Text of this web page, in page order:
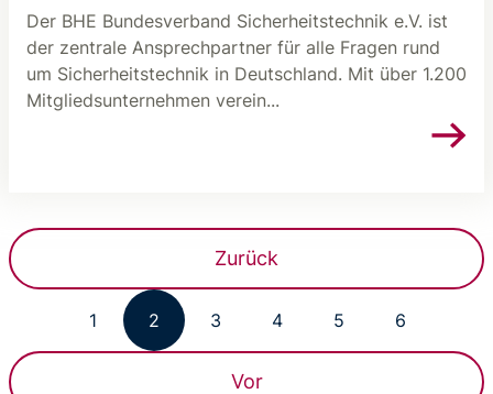
Der BHE Bundesverband Sicherheitstechnik e.V. ist
der zentrale Ansprechpartner für alle Fragen rund
um Sicherheitstechnik in Deutschland. Mit über 1.200
Mitgliedsunternehmen verein...
Zurück
1 2 3 4 5 6
Vor